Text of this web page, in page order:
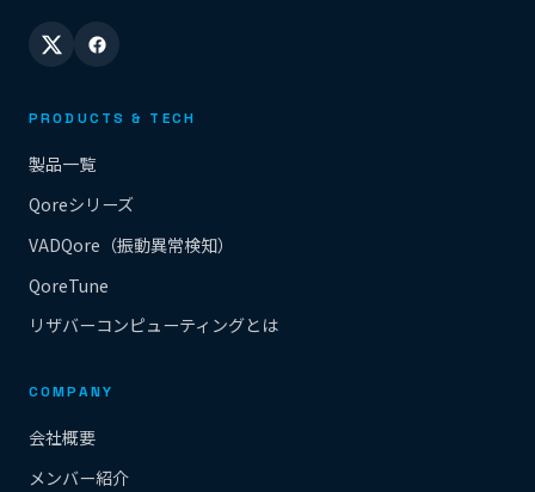
PRODUCTS & TECH
製品一覧
Qoreシリーズ
VADQore（振動異常検知）
QoreTune
リザバーコンピューティングとは
COMPANY
会社概要
メンバー紹介